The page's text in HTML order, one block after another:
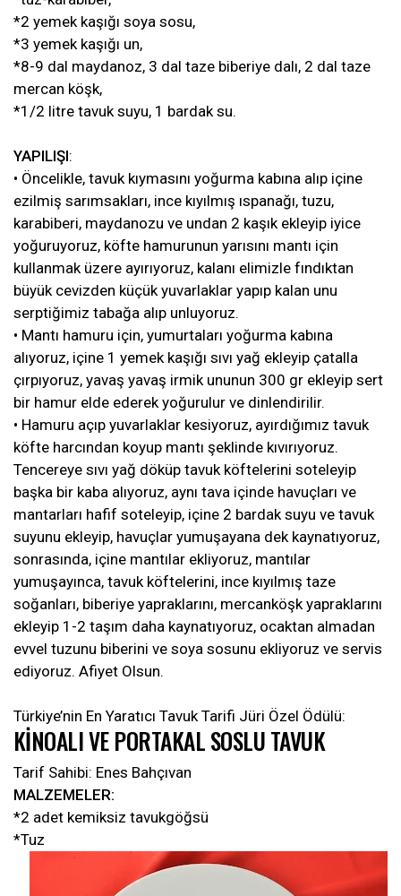
*2 yemek kaşığı soya sosu,
*3 yemek kaşığı un,
*8-9 dal maydanoz, 3 dal taze biberiye dalı, 2 dal taze
mercan köşk,
*1/2 litre tavuk suyu, 1 bardak su.
YAPILIŞI:
• Öncelikle, tavuk kıymasını yoğurma kabına alıp içine
ezilmiş sarımsakları, ince kıyılmış ıspanağı, tuzu,
karabiberi, maydanozu ve undan 2 kaşık ekleyip iyice
yoğuruyoruz, köfte hamurunun yarısını mantı için
kullanmak üzere ayırıyoruz, kalanı elimizle fındıktan
büyük cevizden küçük yuvarlaklar yapıp kalan unu
serptiğimiz tabağa alıp unluyoruz.
• Mantı hamuru için, yumurtaları yoğurma kabına
alıyoruz, içine 1 yemek kaşığı sıvı yağ ekleyip çatalla
çırpıyoruz, yavaş yavaş irmik ununun 300 gr ekleyip sert
bir hamur elde ederek yoğurulur ve dinlendirilir.
• Hamuru açıp yuvarlaklar kesiyoruz, ayırdığımız tavuk
köfte harcından koyup mantı şeklinde kıvırıyoruz.
Tencereye sıvı yağ döküp tavuk köftelerini soteleyip
başka bir kaba alıyoruz, aynı tava içinde havuçları ve
mantarları hafif soteleyip, içine 2 bardak suyu ve tavuk
suyunu ekleyip, havuçlar yumuşayana dek kaynatıyoruz,
sonrasında, içine mantılar ekliyoruz, mantılar
yumuşayınca, tavuk köftelerini, ince kıyılmış taze
soğanları, biberiye yapraklarını, mercanköşk yapraklarını
ekleyip 1-2 taşım daha kaynatıyoruz, ocaktan almadan
evvel tuzunu biberini ve soya sosunu ekliyoruz ve servis
ediyoruz. Afiyet Olsun.
Türkiye’nin En Yaratıcı Tavuk Tarifi Jüri Özel Ödülü:
KİNOALI VE PORTAKAL SOSLU TAVUK
Tarif Sahibi: Enes Bahçıvan
MALZEMELER:
*2 adet kemiksiz tavukgöğsü
*Tuz